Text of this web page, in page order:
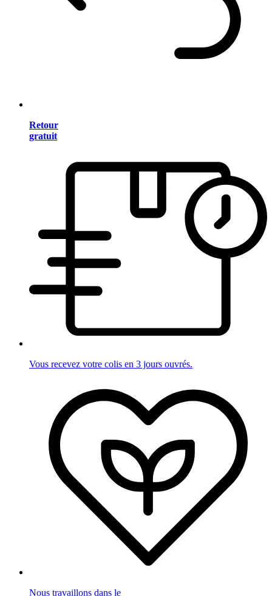
Retour
gratuit
Vous recevez votre colis en 3 jours ouvrés.
Nous travaillons dans le